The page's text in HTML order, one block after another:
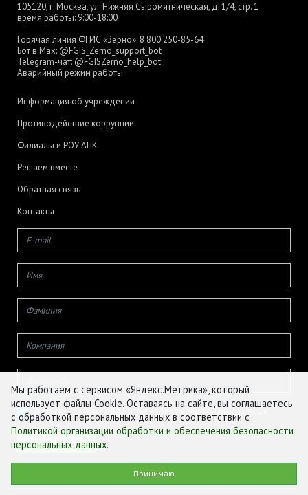
105120, г. Москва, ул. Нижняя Сыромятническая, д. 1/4, стр. 1
время работы: 9:00-18:00
Горячая линия ФГИС «Зерно»: 8 800 250-85-64
Бот в Max: @FGIS_Zerno_support_bot
Telegram-чат: @FGISZerno_help_bot
Аварийный режим работы
Информация об учреждении
Противодействие коррупции
Филиалы и РОУ АПК
Решаем вместе
Обратная связь
Контакты
Даю согласие на обработку своих персональных данных
© ФГБУ «ЦЕНТР АГРОАНАЛИТИКИ», 2026
Мы работаем с сервисом «Яндекс.Метрика», который
использует файлы Cookie. Оставаясь на сайте, вы соглашаетесь
с обработкой персональных данных в соответствии с
Политикой организации обработки и обеспечения безопасности
персональных данных.
Принимаю